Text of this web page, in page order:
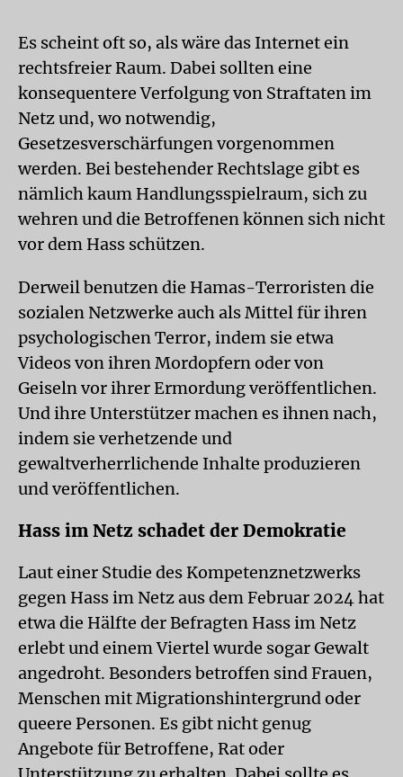
Es scheint oft so, als wäre das Internet ein
rechtsfreier Raum. Dabei sollten eine
konsequentere Verfolgung von Straftaten im
Netz und, wo notwendig,
Gesetzesverschärfungen vorgenommen
werden. Bei bestehender Rechtslage gibt es
nämlich kaum Handlungsspielraum, sich zu
wehren und die Betroffenen können sich nicht
vor dem Hass schützen.
Derweil benutzen die Hamas-Terroristen die
sozialen Netzwerke auch als Mittel für ihren
psychologischen Terror, indem sie etwa
Videos von ihren Mordopfern oder von
Geiseln vor ihrer Ermordung veröffentlichen.
Und ihre Unterstützer machen es ihnen nach,
indem sie verhetzende und
gewaltverherrlichende Inhalte produzieren
und veröffentlichen.
Hass im Netz schadet der Demokratie
Laut einer Studie des Kompetenznetzwerks
gegen Hass im Netz aus dem Februar 2024 hat
etwa die Hälfte der Befragten Hass im Netz
erlebt und einem Viertel wurde sogar Gewalt
angedroht. Besonders betroffen sind Frauen,
Menschen mit Migrationshintergrund oder
queere Personen. Es gibt nicht genug
Angebote für Betroffene, Rat oder